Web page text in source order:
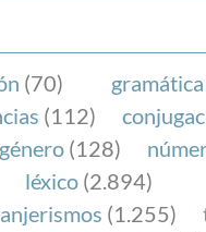
patrocinada por la
cuyo objetivo es
medios de
(70) gramática
(112)
género (128)
léxico (2.894)
(1.255)